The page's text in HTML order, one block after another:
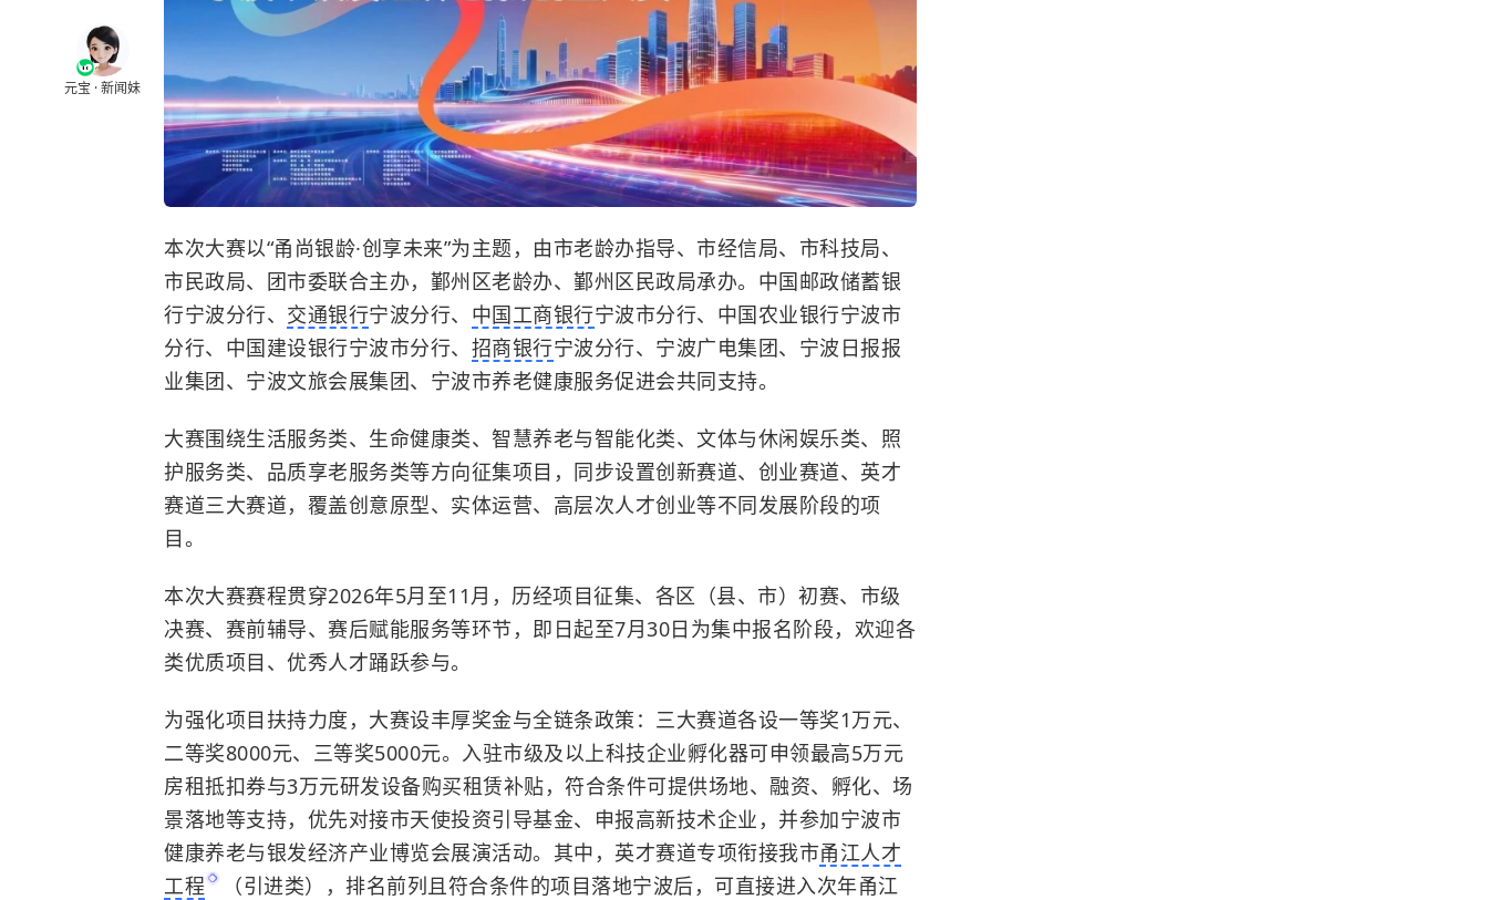
元宝 · 新闻妹
本次大赛以“甬尚银龄·创享未来”为主题，由市老龄办指导、市经信局、市科技局、
市民政局、团市委联合主办，鄞州区老龄办、鄞州区民政局承办。中国邮政储蓄银
行宁波分行、 交通银行宁波分行、 中国工商银行宁波市分行、中国农业银行宁波市
分行、中国建设银行宁波市分行、 招商银行宁波分行、宁波广电集团、宁波日报报
业集团、宁波文旅会展集团、宁波市养老健康服务促进会共同支持。
大赛围绕生活服务类、生命健康类、智慧养老与智能化类、文体与休闲娱乐类、照
护服务类、品质享老服务类等方向征集项目，同步设置创新赛道、创业赛道、英才
赛道三大赛道，覆盖创意原型、实体运营、高层次人才创业等不同发展阶段的项
目。
本次大赛赛程贯穿2026年5月至11月，历经项目征集、各区（县、市）初赛、市级
决赛、赛前辅导、赛后赋能服务等环节，即日起至7月30日为集中报名阶段，欢迎各
类优质项目、优秀人才踊跃参与。
为强化项目扶持力度，大赛设丰厚奖金与全链条政策：三大赛道各设一等奖1万元、
二等奖8000元、三等奖5000元。入驻市级及以上科技企业孵化器可申领最高5万元
房租抵扣券与3万元研发设备购买租赁补贴，符合条件可提供场地、融资、孵化、场
景落地等支持，优先对接市天使投资引导基金、申报高新技术企业 ，并参加宁波市
健康养老与银发经济产业博览会展演活动。其中，英才赛道专项衔接我市甬江人才
工程
（引进类），排名前列且符合条件的项目落地宁波后，可直接进入次年甬江